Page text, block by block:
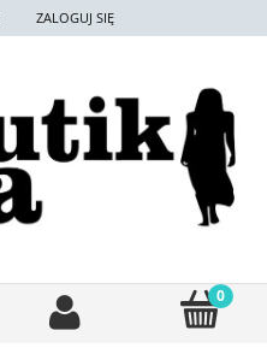
ZALOGUJ SIĘ